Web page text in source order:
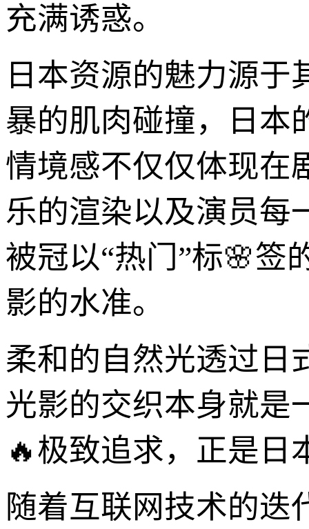
充满诱惑。
日本资源的魅力源
暴的肌肉碰撞，日本
情境感不仅仅体现在
乐的渲染以及演员每
被冠以“热门”标🌸签
影的水准。
柔和的自然光透过日
光影的交织本身就是
🔥极致追求，正是日
随着互联网技术的迭